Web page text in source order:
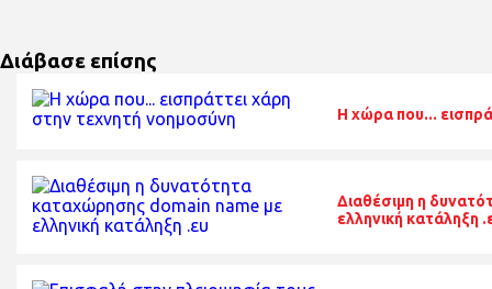
Διάβασε επίσης
Η χώρα που...
Διαθέσιμη η
ελληνική κατάληξη